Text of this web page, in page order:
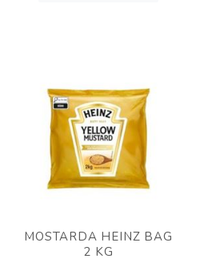
MOSTARDA HEINZ BAG
2 KG